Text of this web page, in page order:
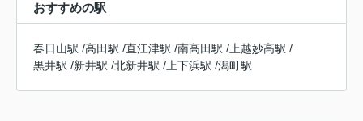
おすすめの駅
春日山駅 /高田駅 /直江津駅 /南高田駅 / 上越妙高駅 /
黒井駅 /新井駅 /北新井駅 / 上下浜駅 /潟町駅